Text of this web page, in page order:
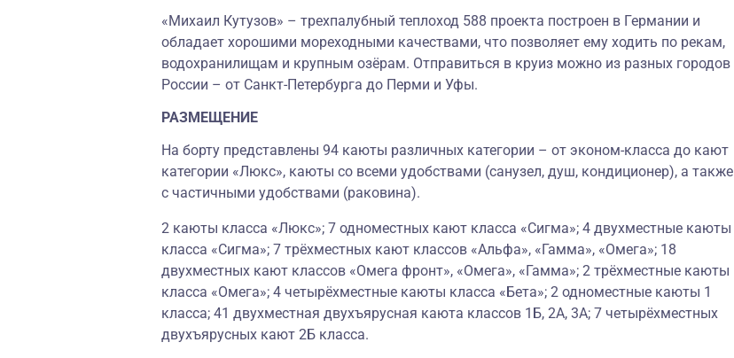
«Михаил Кутузов» – трехпалубный теплоход 588 проекта построен в Германии и
обладает хорошими мореходными качествами, что позволяет ему ходить по рекам,
водохранилищам и крупным озёрам. Отправиться в круиз можно из разных городов
России – от Санкт-Петербурга до Перми и Уфы.
РАЗМЕЩЕНИЕ
На борту представлены 94 каюты различных категории – от эконом-класса до кают
категории «Люкс», каюты со всеми удобствами (санузел, душ, кондиционер), а также
с частичными удобствами (раковина).
2 каюты класса «Люкс»; 7 одноместных кают класса «Сигма»; 4 двухместные каюты
класса «Сигма»; 7 трёхместных кают классов «Альфа», «Гамма», «Омега»; 18
двухместных кают классов «Омега фронт», «Омега», «Гамма»; 2 трёхместные каюты
класса «Омега»; 4 четырёхместные каюты класса «Бета»; 2 одноместные каюты 1
класса; 41 двухместная двухъярусная каюта классов 1Б, 2А, 3А; 7 четырёхместных
двухъярусных кают 2Б класса.